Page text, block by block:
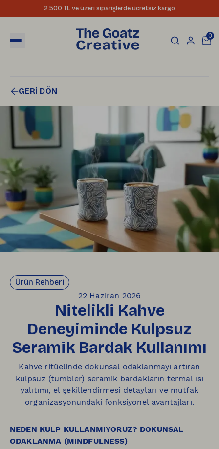
2.500 TL ve üzeri siparişlerde ücretsiz kargo
0
GERİ DÖN
Ürün Rehberi
22 Haziran 2026
Nitelikli Kahve
Deneyiminde Kulpsuz
Seramik Bardak Kullanımı
Kahve ritüelinde dokunsal odaklanmayı artıran
kulpsuz (tumbler) seramik bardakların termal ısı
yalıtımı, el şekillendirmesi detayları ve mutfak
organizasyonundaki fonksiyonel avantajları.
NEDEN KULP KULLANMIYORUZ? DOKUNSAL
ODAKLANMA (MINDFULNESS)